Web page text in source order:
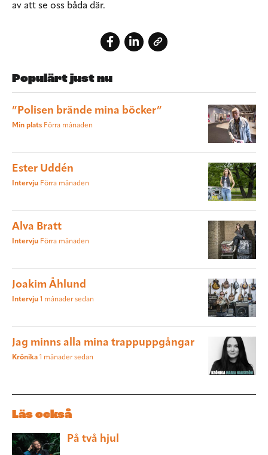
av att se oss båda där.
Populärt just nu
”Polisen brände mina böcker”
Min plats Förra månaden
Ester Uddén
Intervju Förra månaden
Alva Bratt
Intervju Förra månaden
Joakim Åhlund
Intervju 1 månader sedan
Jag minns alla mina trappuppgångar
Krönika 1 månader sedan
Läs också
På två hjul